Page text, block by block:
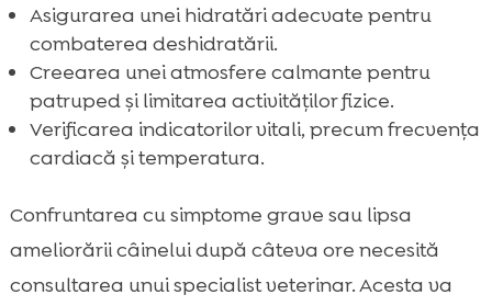
Asigurarea unei hidratări adecvate pentru
combaterea deshidratării.
Creearea unei atmosfere calmante pentru
patruped și limitarea activităților fizice.
Verificarea indicatorilor vitali, precum frecvența
cardiacă și temperatura.
Confruntarea cu simptome grave sau lipsa
ameliorării câinelui după câteva ore necesită
consultarea unui specialist veterinar. Acesta va